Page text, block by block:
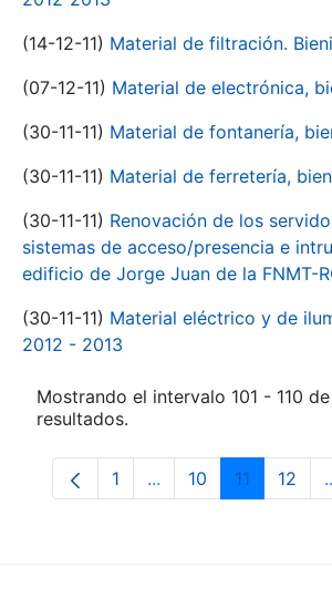
(14-12-11) Material de filtración.
(07-12-11) Material de electrónica,
(30-11-11) Material de fontanería,
(30-11-11) Material de ferretería,
(30-11-11) Renovación de los
sistemas de acceso/presencia e
edificio de Jorge Juan de la FNMT-
(30-11-11) Material eléctrico y de
2012 - 2013
Mostrando el intervalo 101 - 110
resultados.
Página
1 ...Páginas intermedias
Página
10 Página
11 12